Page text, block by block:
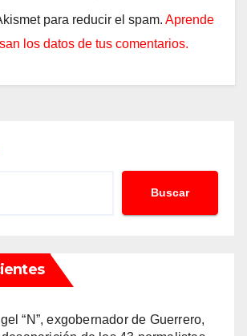
para reducir el spam. Aprende
los datos de tus comentarios.
Buscar
“N”, exgobernador de Guerrero,